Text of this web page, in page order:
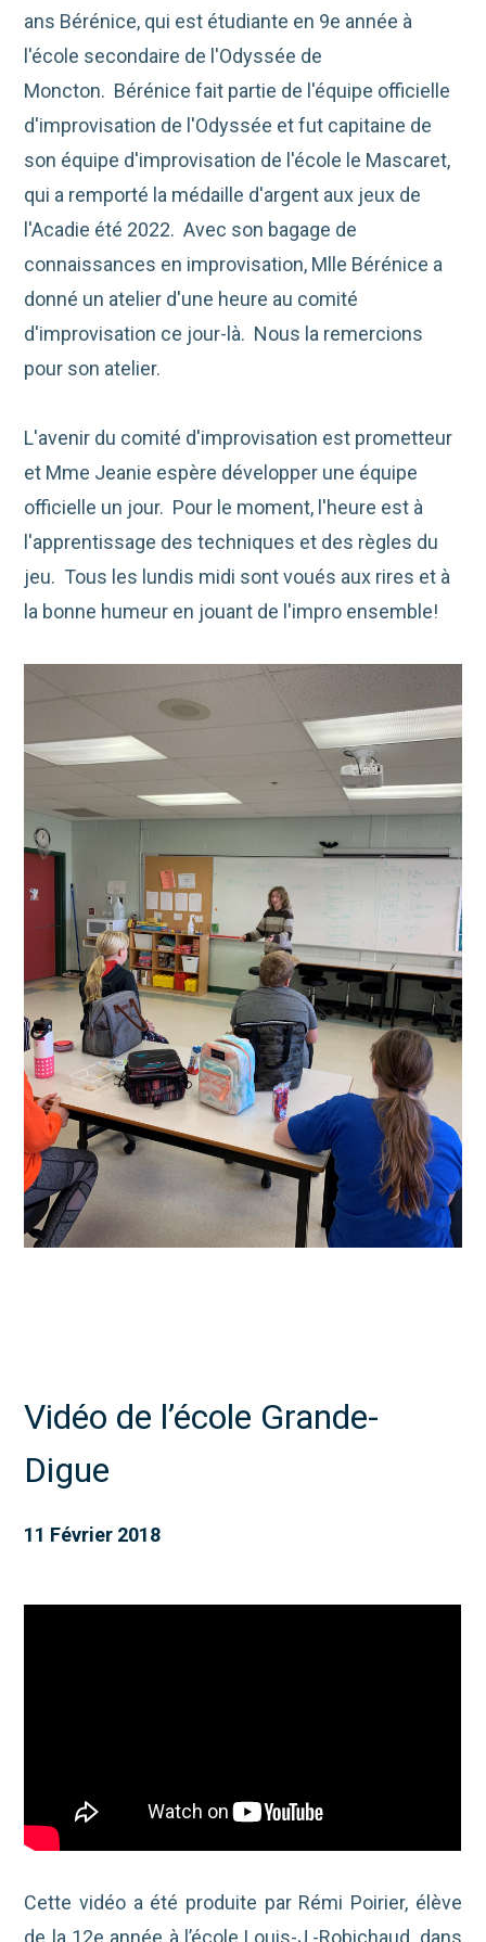
ans Bérénice, qui est étudiante en 9e année à
l'école secondaire de l'Odyssée de
Moncton. Bérénice fait partie de l'équipe officielle
d'improvisation de l'Odyssée et fut capitaine de
son équipe d'improvisation de l'école le Mascaret,
qui a remporté la médaille d'argent aux jeux de
l'Acadie été 2022. Avec son bagage de
connaissances en improvisation, Mlle Bérénice a
donné un atelier d'une heure au comité
d'improvisation ce jour-là. Nous la remercions
pour son atelier.
L'avenir du comité d'improvisation est prometteur
et Mme Jeanie espère développer une équipe
officielle un jour. Pour le moment, l'heure est à
l'apprentissage des techniques et des règles du
jeu. Tous les lundis midi sont voués aux rires et à
la bonne humeur en jouant de l'impro ensemble!
Vidéo de l’école Grande-
Digue
11 Février 2018
Cette vidéo a été produite par Rémi Poirier, élève
de la 12e année à l’école Louis-J.-Robichaud, dans